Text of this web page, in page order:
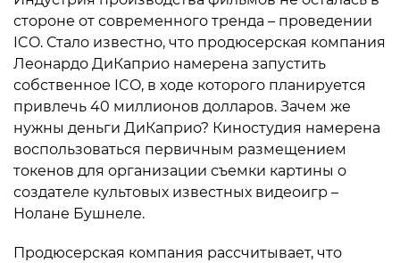
стороне от современного тренда – проведении
ICO. Стало известно, что продюсерская компания
Леонардо ДиКаприо намерена запустить
собственное ICO, в ходе которого планируется
привлечь 40 миллионов долларов. Зачем же
нужны деньги ДиКаприо? Киностудия намерена
воспользоваться первичным размещением
токенов для организации съемки картины о
создателе культовых известных видеоигр –
Нолане Бушнеле.
Продюсерская компания рассчитывает, что